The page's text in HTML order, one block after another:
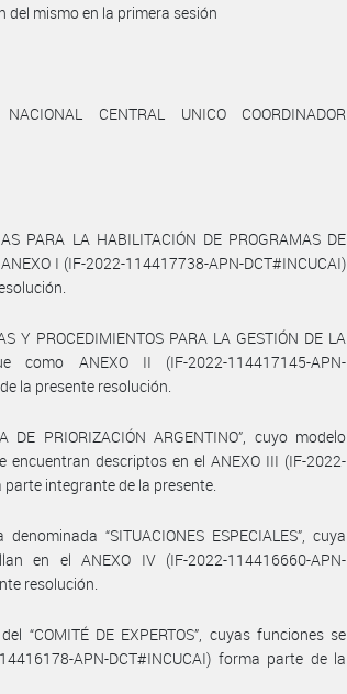
mismo en la primera sesión
CENTRAL UNICO COORDINADOR
PARA LA HABILITACIÓN DE PROGRAMAS DE
I (IF-2022-114417738-APN-DCT#INCUCAI)
Y PROCEDIMIENTOS PARA LA GESTIÓN DE LA
como ANEXO II (IF-2022-114417145-APN-
la presente resolución.
DE PRIORIZACIÓN ARGENTINO”, cuyo modelo
descriptos en el ANEXO III (IF-2022-
integrante de la presente.
“SITUACIONES ESPECIALES”, cuya
en el ANEXO IV (IF-2022-114416660-APN-
resolución.
“COMITÉ DE EXPERTOS”, cuyas funciones se
APN-DCT#INCUCAI) forma parte de la